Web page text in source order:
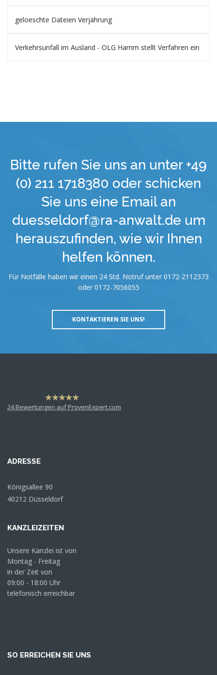
geloeschte Dateien Verjährung
Verkehrsunfall im Ausland - OLG Hamm stellt Verfahren ein
Bitte rufen Sie uns an unter +49
(0) 211 1718380 oder schicken
Sie uns eine Email an
duesseldorf@ra-anwalt.de um
herauszufinden, wie wir Ihnen
helfen können.
Für Notfälle haben wir einen 24 Std. Notruf unter 0172-2112373
oder 0172-7056055
KONTAKTIEREN SIE UNS!
hat4,63
von
24Bewertungen auf ProvenExpert.com
ADRESSE
Königsallee 90
40212 Düsseldorf
KANZLEIZEITEN
Unsere Kanzlei ist von
Montag - Freitag
in der Zeit von
09:00 - 18:00 Uhr
telefonisch erreichbar
SO ERREICHEN SIE UNS